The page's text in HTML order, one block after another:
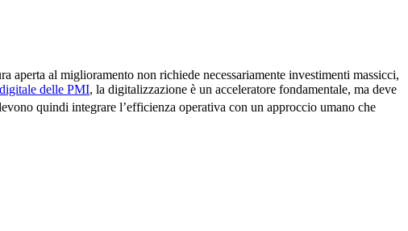
al miglioramento non richiede necessariamente investimenti massicci,
delle PMI, la digitalizzazione è un acceleratore fondamentale, ma deve
quindi integrare l’efficienza operativa con un approccio umano che